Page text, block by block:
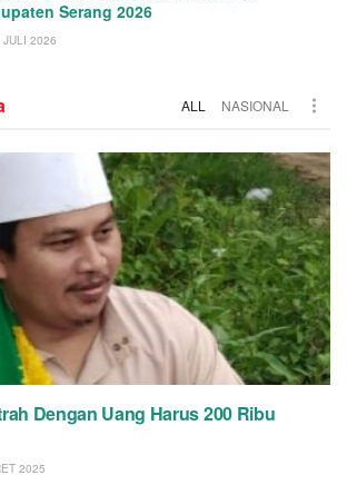
Serang 2026
JULI 2026
ALL NASIONAL
Dengan Uang Harus 200 Ribu
2025